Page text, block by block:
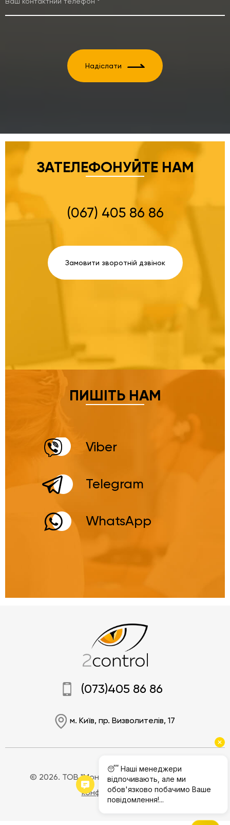
Надіслати
ЗАТЕЛЕФОНУЙТЕ НАМ
(067) 405 86 86
Замовити зворотній дзвінок
ПИШІТЬ НАМ
Viber
Telegram
WhatsApp
(073)405 86 86
м. Київ, пр. Визволителів, 17
© 2026. ТОВ "Моніторінг Джі.Пі.Ес".Політика
конфіденційності